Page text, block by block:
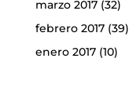
marzo 2017(32)
febrero 2017(39)
enero 2017(10)